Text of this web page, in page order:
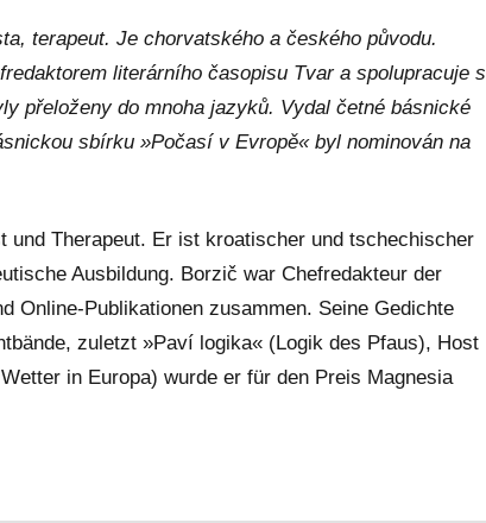
terapeut. Je chorvatského a českého původu.
literárního časopisu Tvar a spolupracuje s
přeloženy do mnoha jazyků. Vydal četné básnické
sbírku »Počasí v Evropě« byl nominován na
und Therapeut. Er ist kroatischer und tschechischer
Ausbildung. Borzič war Chefredakteur der
Online-Publikationen zusammen. Seine Gedichte
zuletzt »Paví logika« (Logik des Pfaus), Host
in Europa) wurde er für den Preis Magnesia